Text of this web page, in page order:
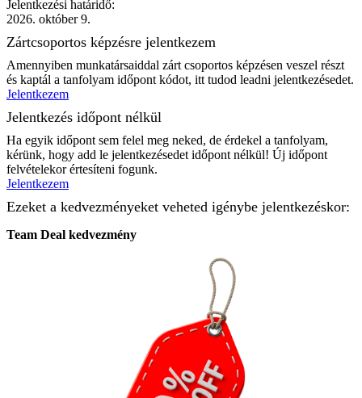
Jelentkezési határidő:
2026. október 9.
Zártcsoportos képzésre jelentkezem
Amennyiben munkatársaiddal zárt csoportos képzésen veszel részt
és kaptál a tanfolyam időpont kódot, itt tudod leadni jelentkezésedet.
Jelentkezem
Jelentkezés időpont nélkül
Ha egyik időpont sem felel meg neked, de érdekel a tanfolyam,
kérünk, hogy add le jelentkezésedet időpont nélkül! Új időpont
felvételekor értesíteni fogunk.
Jelentkezem
Ezeket a kedvezményeket veheted igénybe jelentkezéskor:
Team Deal kedvezmény